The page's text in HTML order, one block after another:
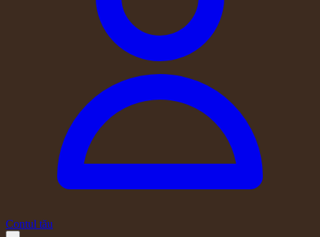
Contul tău